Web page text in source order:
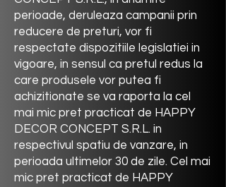
perioade, deruleaza campanii prin
reducere de preturi, vor fi
respectate dispozitiile legislatiei in
vigoare, in sensul ca pretul redus la
care produsele vor putea fi
achizitionate se va raporta la cel
mai mic pret practicat de HAPPY
DECOR CONCEPT S.R.L. in
respectivul spatiu de vanzare, in
perioada ultimelor 30 de zile. Cel mai
mic pret practicat de HAPPY